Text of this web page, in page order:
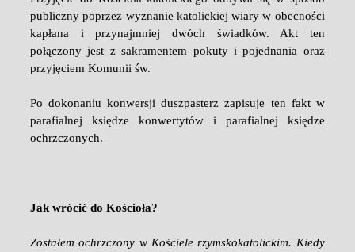
publiczny poprzez wyznanie katolickiej wiary w obecności
kapłana i przynajmniej dwóch świadków. Akt ten
połączony jest z sakramentem pokuty i pojednania oraz
przyjęciem Komunii św.
Po dokonaniu konwersji duszpasterz zapisuje ten fakt w
parafialnej księdze konwertytów i parafialnej księdze
ochrzczonych.
Jak wrócić do Kościoła?
Zostałem ochrzczony w Kościele rzymskokatolickim. Kiedy